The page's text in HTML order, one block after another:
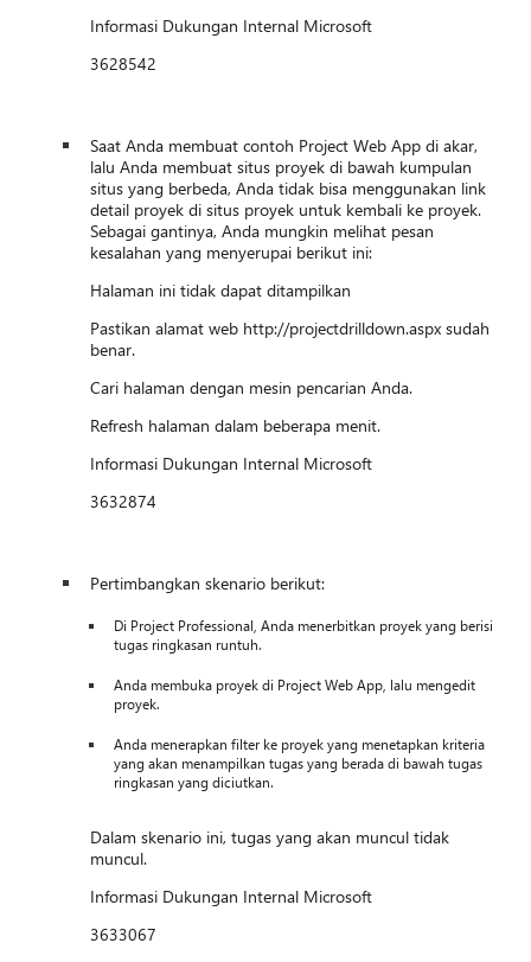
Informasi Dukungan Internal Microsoft
3628542
Saat Anda membuat contoh Project Web App di akar,
lalu Anda membuat situs proyek di bawah kumpulan
situs yang berbeda, Anda tidak bisa menggunakan link
detail proyek di situs proyek untuk kembali ke proyek.
Sebagai gantinya, Anda mungkin melihat pesan
kesalahan yang menyerupai berikut ini:
Halaman ini tidak dapat ditampilkan
Pastikan alamat web http://projectdrilldown.aspx sudah
benar.
Cari halaman dengan mesin pencarian Anda.
Refresh halaman dalam beberapa menit.
Informasi Dukungan Internal Microsoft
3632874
Pertimbangkan skenario berikut:
Di Project Professional, Anda menerbitkan proyek yang berisi
tugas ringkasan runtuh.
Anda membuka proyek di Project Web App, lalu mengedit
proyek.
Anda menerapkan filter ke proyek yang menetapkan kriteria
yang akan menampilkan tugas yang berada di bawah tugas
ringkasan yang diciutkan.
Dalam skenario ini, tugas yang akan muncul tidak
muncul.
Informasi Dukungan Internal Microsoft
3633067